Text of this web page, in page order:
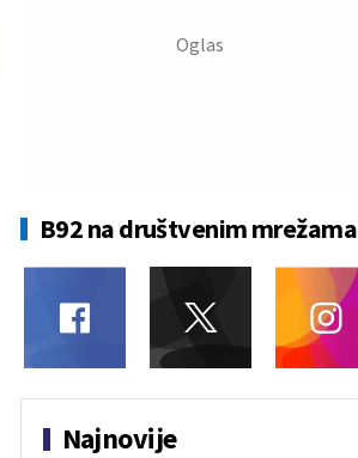
B92 na društvenim mrežama
Najnovije